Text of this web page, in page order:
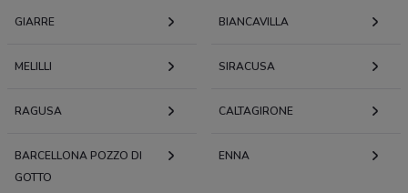
GIARRE BIANCAVILLA
MELILLI SIRACUSA
RAGUSA CALTAGIRONE
BARCELLONA POZZO DI
GOTTO
ENNA